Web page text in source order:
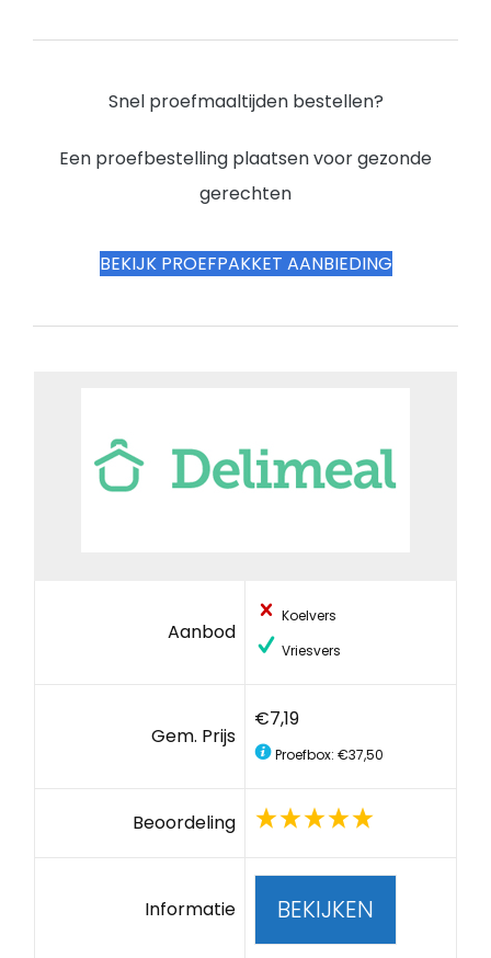
Snel proefmaaltijden bestellen?
Een proefbestelling plaatsen voor gezonde
gerechten
BEKIJK PROEFPAKKET AANBIEDING
Aanbod
Koelvers
Vriesvers
Gem. Prijs
€7,19
Proefbox: €37,50
Beoordeling
Informatie BEKIJKEN